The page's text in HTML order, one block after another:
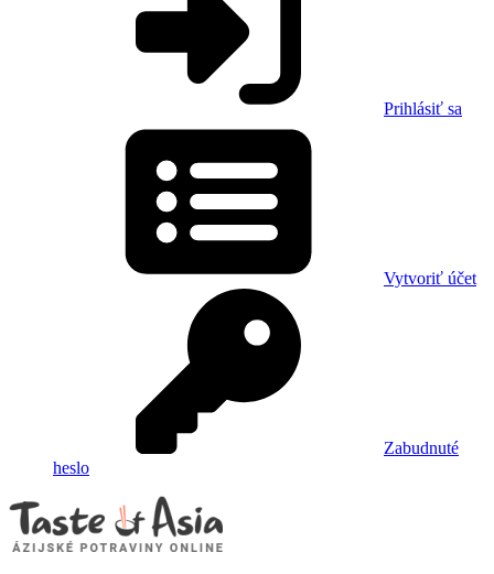
Prihlásiť sa
Vytvoriť účet
Zabudnuté
heslo